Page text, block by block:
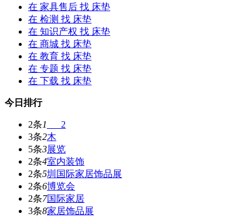
在 家具售后 找 床垫
在 检测 找 床垫
在 知识产权 找 床垫
在 商城 找 床垫
在 教育 找 床垫
在 专题 找 床垫
在 下载 找 床垫
今日排行
2条1
___2
3条2木
5条3展览
2条4室内装饰
2条5圳国际家居饰品展
2条6博览会
2条7国际家居
3条8家居饰品展